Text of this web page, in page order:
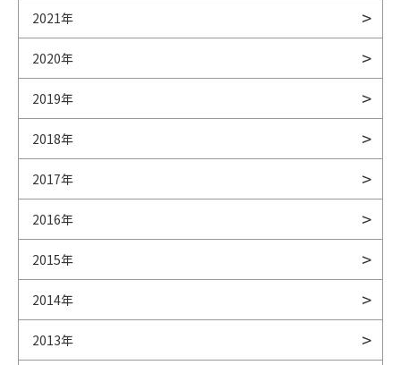
2021年
2020年
2019年
2018年
2017年
2016年
2015年
2014年
2013年